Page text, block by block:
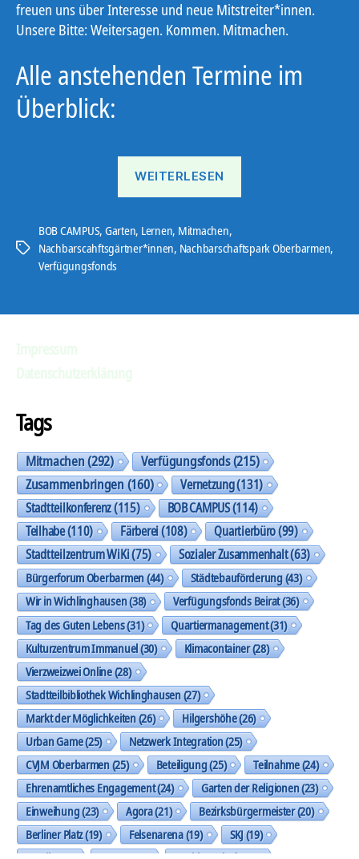
freuen uns über Interesse und neue Mitstreiter*innen.
Unsere Bitte: Weitersagen. Kommen. Mitmachen.
Alle anstehenden Termine im
Überblick:
WEITERLESEN
Schlagwörter
BOB CAMPUS, Garten, Lernen, Mitmachen,
Nachbarscahftsgärtner*innen, Nachbarschaftspark Oberbarmen,
Verfügungsfonds
Tags
Mitmachen(292) Verfügungsfonds(215)
Zusammenbringen(160) Vernetzung(131)
Stadtteilkonferenz(115) BOB CAMPUS(114)
Teilhabe(110) Färberei(108) Quartierbüro(99)
Stadtteilzentrum WiKi(75) Sozialer Zusammenhalt(63)
Bürgerforum Oberbarmen(44) Städtebauförderung(43)
Wir in Wichlinghausen(38) Verfügungsfonds Beirat(36)
Tag des Guten Lebens(31) Quartiermanagement(31)
Kulturzentrum Immanuel(30) Klimacontainer(28)
Vierzweizwei Online(28)
Stadtteilbibliothek Wichlinghausen(27)
Markt der Möglichkeiten(26) Hilgershöhe(26)
Urban Game(25) Netzwerk Integration(25)
CVJM Oberbarmen(25) Beteiligung(25) Teilnahme(24)
Ehrenamtliches Engagement(24) Garten der Religionen(23)
Einweihung(23) Agora(21) Bezirksbürgermeister(20)
Berliner Platz(19) Felsenarena(19) SKJ(19)